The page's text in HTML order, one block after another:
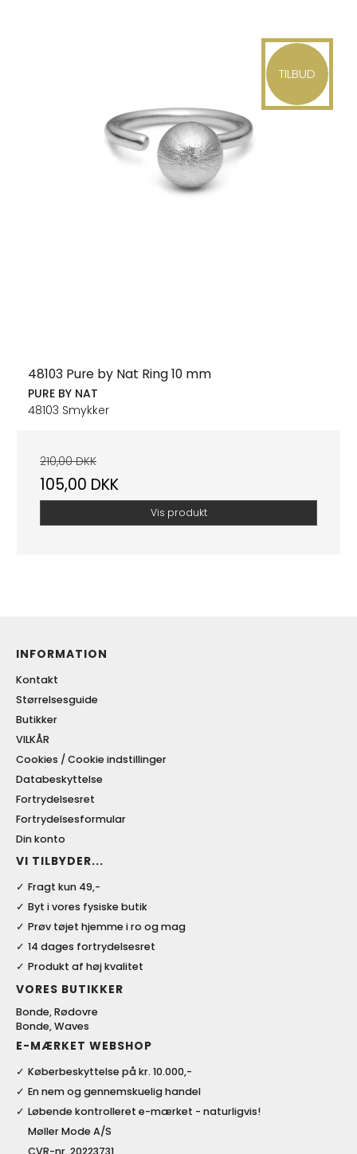
TILBUD
48103 Pure by Nat Ring 10 mm
PURE BY NAT
48103 Smykker
210,00 DKK
105,00 DKK
Vis produkt
INFORMATION
Kontakt
Størrelsesguide
Butikker
VILKÅR
Cookies / Cookie indstillinger
Databeskyttelse
Fortrydelsesret
Fortrydelsesformular
Din konto
VI TILBYDER...
Fragt kun 49,-
Byt i vores fysiske butik
Prøv tøjet hjemme i ro og mag
14 dages fortrydelsesret
Produkt af høj kvalitet
VORES BUTIKKER
Bonde, Rødovre
Bonde, Waves
E-MÆRKET WEBSHOP
Køberbeskyttelse på kr. 10.000,-
En nem og gennemskuelig handel
Løbende kontrolleret e-mærket - naturligvis!
Møller Mode A/S
CVR-nr. 20223731